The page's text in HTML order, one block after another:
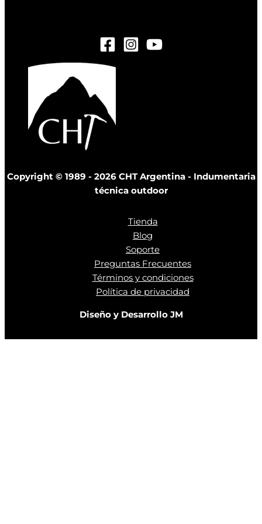
Copyright © 1989 - 2026 CHT Argentina - Indumentaria
técnica outdoor
Tienda
Blog
Soporte
Preguntas Frecuentes
Términos y condiciones
Política de privacidad
Diseño y Desarrollo JM